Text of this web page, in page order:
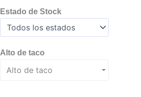
Estado de Stock
Alto de taco
Alto de taco